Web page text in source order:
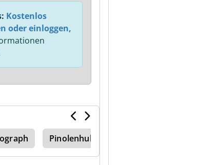
Kostenlos
oder einloggen,
Pinolenhub